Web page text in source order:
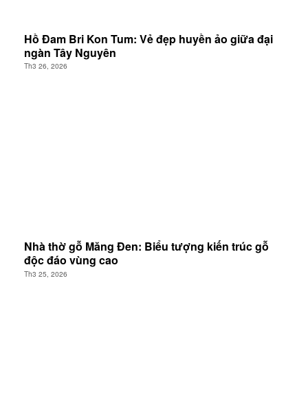
Hồ Đam Bri Kon Tum: Vẻ đẹp huyền ảo giữa đại
ngàn Tây Nguyên
Th3 26, 2026
Nhà thờ gỗ Măng Đen: Biểu tượng kiến trúc gỗ
độc đáo vùng cao
Th3 25, 2026